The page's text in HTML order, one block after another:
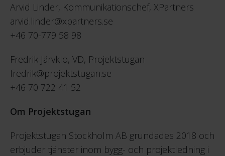
Arvid Linder, Kommunikationschef, XPartners
arvid.linder@xpartners.se
+46 70-779 58 98
Fredrik Järvklo, VD, Projektstugan
fredrik@projektstugan.se
+46 70 722 41 52
Om Projektstugan
Projektstugan Stockholm AB grundades 2018 och
erbjuder tjänster inom bygg- och projektledning i